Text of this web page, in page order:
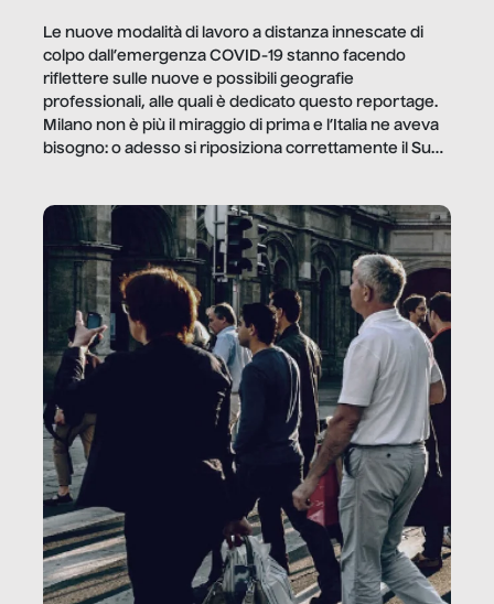
Le nuove modalità di lavoro a distanza innescate di
colpo dall’emergenza COVID-19 stanno facendo
riflettere sulle nuove e possibili geografie
professionali, alle quali è dedicato questo reportage.
Milano non è più il miraggio di prima e l’Italia ne aveva
bisogno: o adesso si riposiziona correttamente il Sud